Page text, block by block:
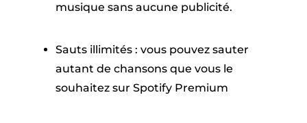
musique sans aucune publicité.
Sauts illimités : vous pouvez sauter
autant de chansons que vous le
souhaitez sur Spotify Premium